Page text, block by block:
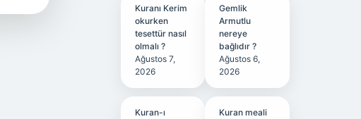
Kuranı Kerim
okurken
tesettür nasıl
olmalı ?
Ağustos 7,
2026
Gemlik
Armutlu
nereye
bağlıdır ?
Ağustos 6,
2026
Kuran-ı
Kuran meali